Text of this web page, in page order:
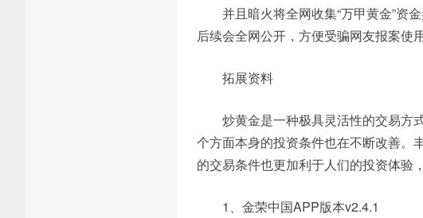
并且暗火将全网收集“万甲黄金”资
后续会全网公开，方便受骗网友报案使
拓展资料
炒黄金是一种极具灵活性的交易方
个方面本身的投资条件也在不断改善。
的交易条件也更加利于人们的投资体验
1、金荣中国APP版本v2.4.1